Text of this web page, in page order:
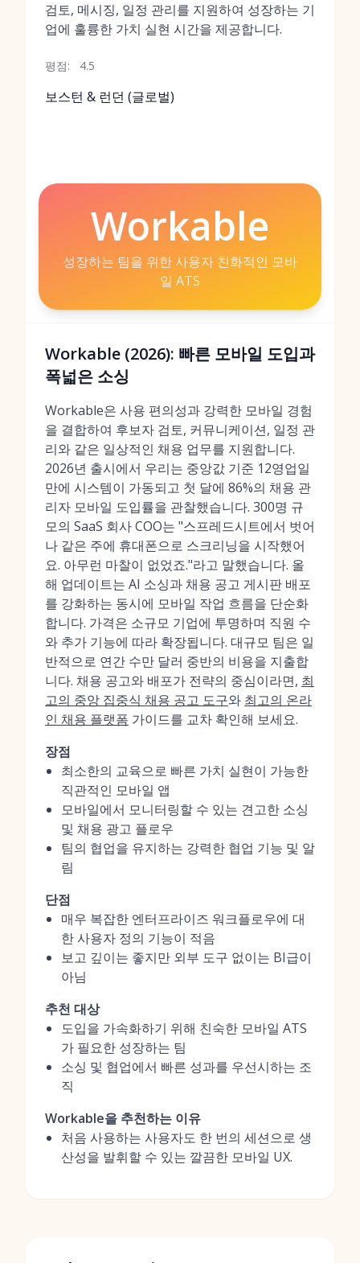
검토, 메시징, 일정 관리를 지원하여 성장하는 기
업에 훌륭한 가치 실현 시간을 제공합니다.
평점: 4.5
보스턴 & 런던 (글로벌)
Workable
성장하는 팀을 위한 사용자 친화적인 모바
일 ATS
Workable (2026): 빠른 모바일 도입과
폭넓은 소싱
Workable은 사용 편의성과 강력한 모바일 경험
을 결합하여 후보자 검토, 커뮤니케이션, 일정 관
리와 같은 일상적인 채용 업무를 지원합니다.
2026년 출시에서 우리는 중앙값 기준 12영업일
만에 시스템이 가동되고 첫 달에 86%의 채용 관
리자 모바일 도입률을 관찰했습니다. 300명 규
모의 SaaS 회사 COO는 "스프레드시트에서 벗어
나 같은 주에 휴대폰으로 스크리닝을 시작했어
요. 아무런 마찰이 없었죠."라고 말했습니다. 올
해 업데이트는 AI 소싱과 채용 공고 게시판 배포
를 강화하는 동시에 모바일 작업 흐름을 단순화
합니다. 가격은 소규모 기업에 투명하며 직원 수
와 추가 기능에 따라 확장됩니다. 대규모 팀은 일
반적으로 연간 수만 달러 중반의 비용을 지출합
니다. 채용 공고와 배포가 전략의 중심이라면, 최
고의 중앙 집중식 채용 공고 도구와 최고의 온라
인 채용 플랫폼 가이드를 교차 확인해 보세요.
장점
최소한의 교육으로 빠른 가치 실현이 가능한
직관적인 모바일 앱
모바일에서 모니터링할 수 있는 견고한 소싱
및 채용 광고 플로우
팀의 협업을 유지하는 강력한 협업 기능 및 알
림
단점
매우 복잡한 엔터프라이즈 워크플로우에 대
한 사용자 정의 기능이 적음
보고 깊이는 좋지만 외부 도구 없이는 BI급이
아님
추천 대상
도입을 가속화하기 위해 친숙한 모바일 ATS
가 필요한 성장하는 팀
소싱 및 협업에서 빠른 성과를 우선시하는 조
직
Workable을 추천하는 이유
처음 사용하는 사용자도 한 번의 세션으로 생
산성을 발휘할 수 있는 깔끔한 모바일 UX.